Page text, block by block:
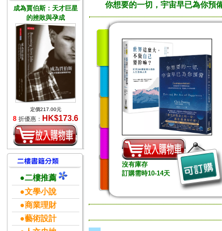
成為賈伯斯：天才巨星
的挫敗與孕成
定價217.00元
8 折優惠： HK$173.6
●二樓推薦
●文學小說
●商業理財
●藝術設計
你想要的一切，宇宙早已為你預
沒有庫存
訂購需時10-14天